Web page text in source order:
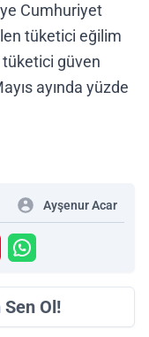
Cumhuriyet
tüketici eğilim
güven
ayında yüzde
Ayşenur Acar
Ol!